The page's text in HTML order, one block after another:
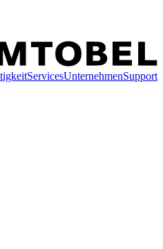
ServicesUnternehmenSupport